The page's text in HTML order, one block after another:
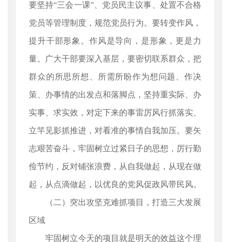
要坚持“三会一课”、党员民主议事、处置不合格
党员等管理制度，规范党员行为。要转变作风，
提升干部形象。作风是导向，是形象，更是力
量。广大干部要深入基层，要密切联系群众，把
群众的所思所想、所需所盼作为想问题、作决
策、办事情的出发点和落脚点，坚持重实际、办
实事、求实效，对定下来的事雷厉风行抓落实、
立竿见影抓推进，对看准的事情自我加压。要矢
志艰苦奋斗，牢固树立过紧日子的思想，厉行勤
俭节约，反对铺张浪费，从自我做起，从现在做
起，从点滴做起，以优良的党风促政风带民风。
（二）突出攻坚克难抓项目，打造三大发展
区域
牢固树立今天的项目就是明天的效益这个理